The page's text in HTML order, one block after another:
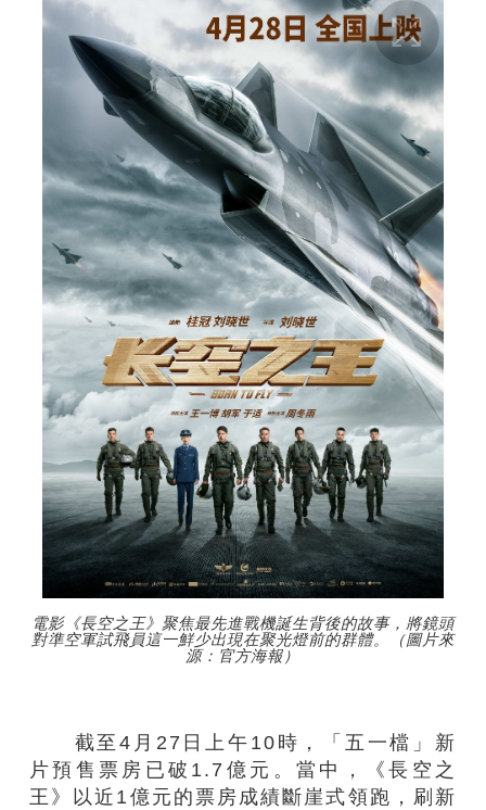
電影《長空之王》聚焦最先進戰機誕生背後的故事，將鏡頭
對準空軍試飛員這一鮮少出現在聚光燈前的群體。（圖片來
源：官方海報）
截至4月27日上午10時，「五一檔」新
片預售票房已破1.7億元。當中，《長空之
王》以近1億元的票房成績斷崖式領跑，刷新